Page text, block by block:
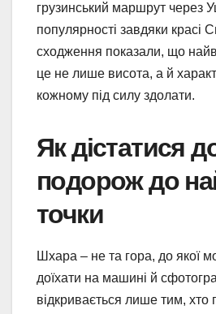
грузинський маршрут через
популярності завдяки красі
сходження показали, що
це не лише висота, а й
кожному під силу здолати.
Як дістатися
подорож до
точки
Шхара – не та гора, до якої
доїхати на машині й
відкривається лише тим, хто